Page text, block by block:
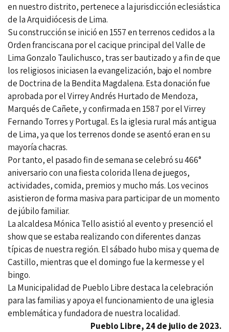
en nuestro distrito, pertenece a la jurisdicción eclesiástica
de la Arquidiócesis de Lima.
Su construcción se inició en 1557 en terrenos cedidos a la
Orden franciscana por el cacique principal del Valle de
Lima Gonzalo Taulichusco, tras ser bautizado y a fin de que
los religiosos iniciasen la evangelización, bajo el nombre
de Doctrina de la Bendita Magdalena.​ Esta donación fue
aprobada por el Virrey Andrés Hurtado de Mendoza,
Marqués de Cañete, y confirmada en 1587 por el Virrey
Fernando Torres y Portugal. Es la iglesia rural más antigua
de Lima, ya que los terrenos donde se asentó eran en su
mayoría chacras.
Por tanto, el pasado fin de semana se celebró su 466°
aniversario con una fiesta colorida llena de juegos,
actividades, comida, premios y mucho más. Los vecinos
asistieron de forma masiva para participar de un momento
de júbilo familiar.
La alcaldesa Mónica Tello asistió al evento y presenció el
show que se estaba realizando con diferentes danzas
típicas de nuestra región. El sábado hubo misa y quema de
Castillo, mientras que el domingo fue la kermesse y el
bingo.
La Municipalidad de Pueblo Libre destaca la celebración
para las familias y apoya el funcionamiento de una iglesia
emblemática y fundadora de nuestra localidad.
Pueblo Libre, 24 de julio de 2023.